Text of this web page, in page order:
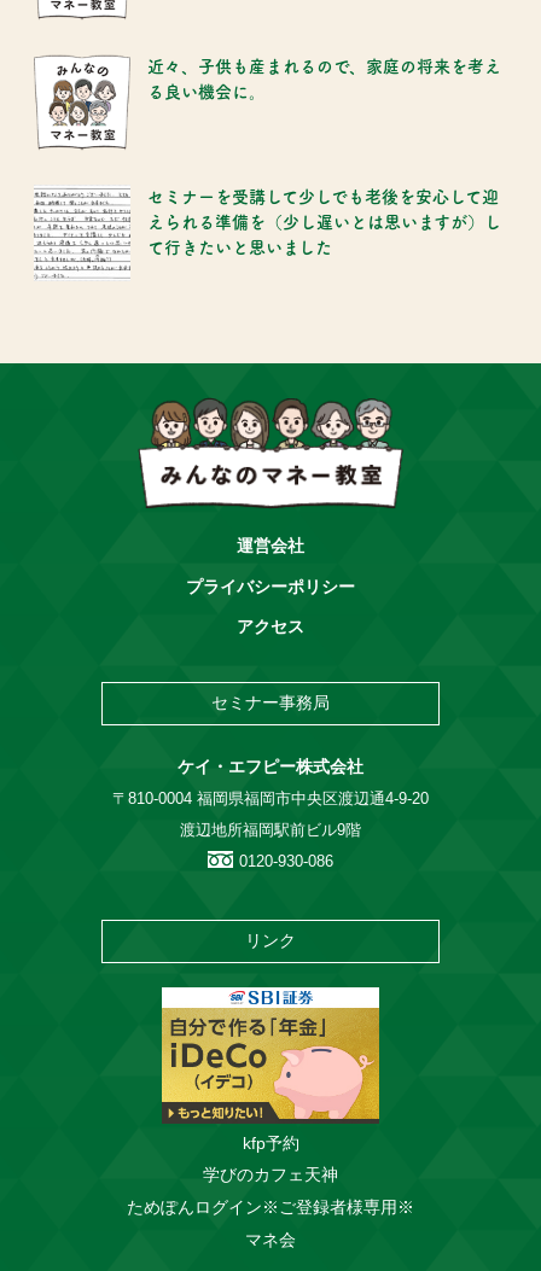
近々、子供も産まれるので、家庭の将来を考え
る良い機会に。
セミナーを受講して少しでも老後を安心して迎
えられる準備を（少し遅いとは思いますが）し
て行きたいと思いました
運営会社
プライバシーポリシー
アクセス
セミナー事務局
ケイ・エフピー株式会社
〒810-0004 福岡県福岡市中央区渡辺通4-9-20
渡辺地所福岡駅前ビル9階
0120-930-086
リンク
kfp予約
学びのカフェ天神
ためぽんログイン※ご登録者様専用※
マネ会